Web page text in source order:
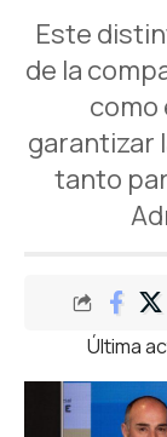
Este
de la
como
garantizar
tanto
Última